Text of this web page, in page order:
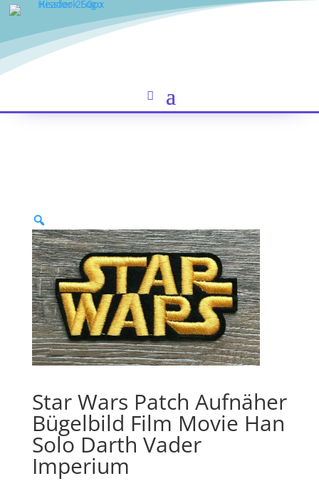
Star Wars Patch Aufnäher
Bügelbild Film Movie Han
Solo Darth Vader
Imperium